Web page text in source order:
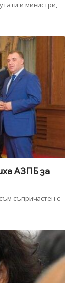
и министри,
АЗПБ за
съпричастен с